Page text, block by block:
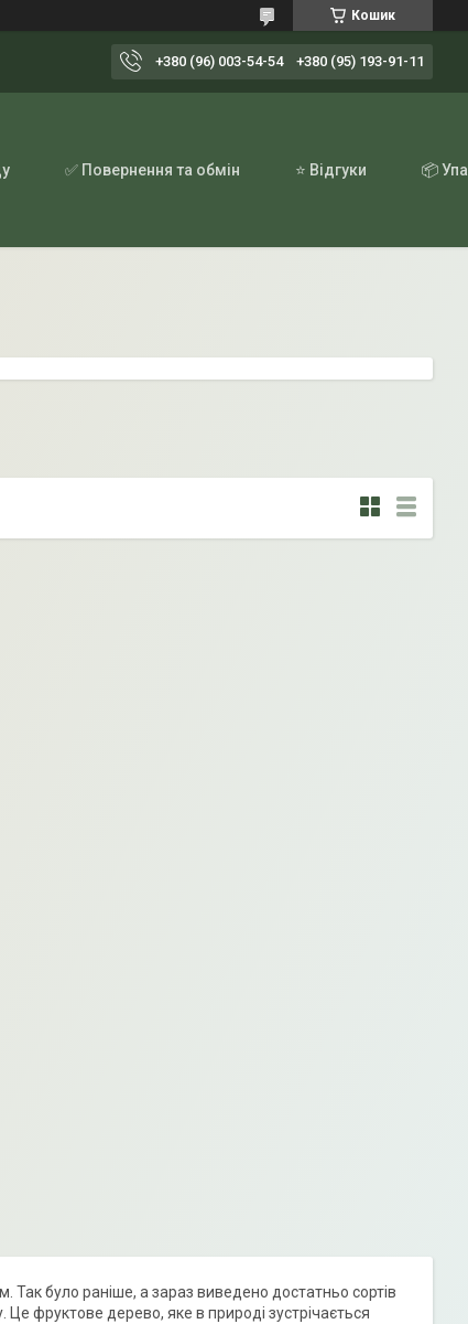
Кошик
+380 (96) 003-54-54 +380 (95) 193-91-11
✅ Повернення та обмін ⭐ Відгуки 📦
було раніше, а зараз виведено достатньо сортів
фруктове дерево, яке в природі зустрічається